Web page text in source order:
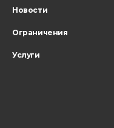
Новости
Ограничения
Услуги